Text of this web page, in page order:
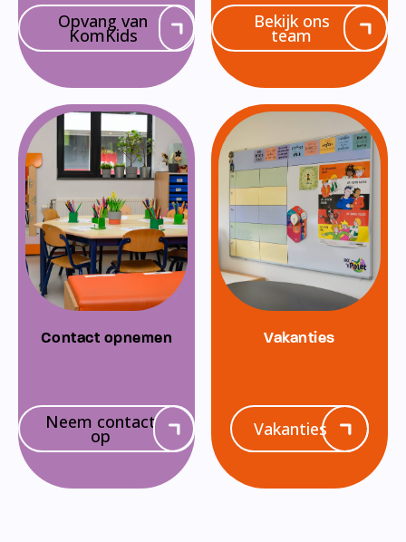
Opvang van
KomKids
Bekijk ons
team
Contact opnemen
Neem contact
op
Vakanties
Vakanties